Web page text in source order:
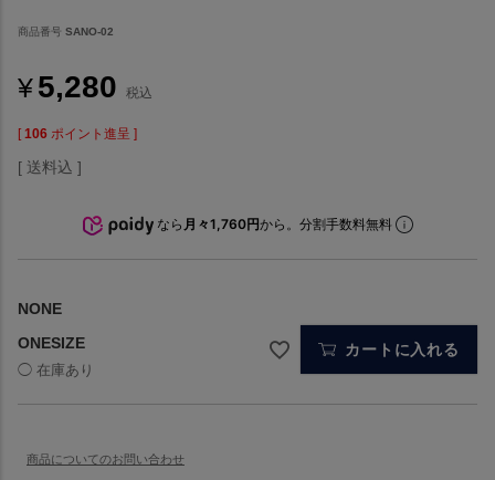
商品番号 SANO-02
¥5,280 税込
[ 106 ポイント進呈 ]
送料込
なら 月々1,760円から。分割手数料無料
NONE
ONESIZE
カートに入れる